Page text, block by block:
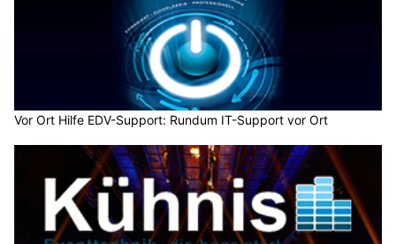
Vor Ort Hilfe EDV-Support: Rundum IT-Support vor Ort